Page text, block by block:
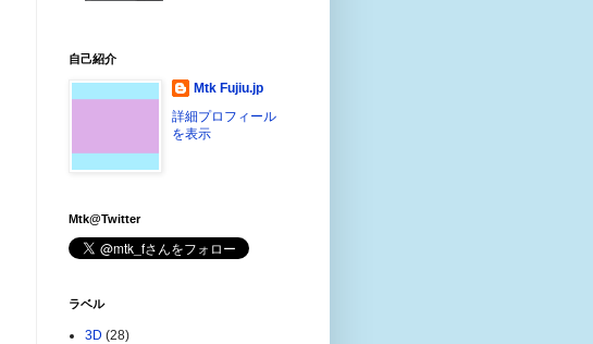
自己紹介
Mtk Fujiu.jp
詳細プロフィール
を表示
Mtk@Twitter
ラベル
3D (28)